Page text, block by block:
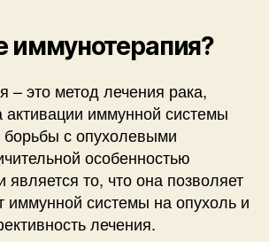
иммунотерапия?
– это метод лечения рака,
иммунной системы
с опухолевыми
особенностью
является то, что она позволяет
иммунной системы на опухоль и
лечения.